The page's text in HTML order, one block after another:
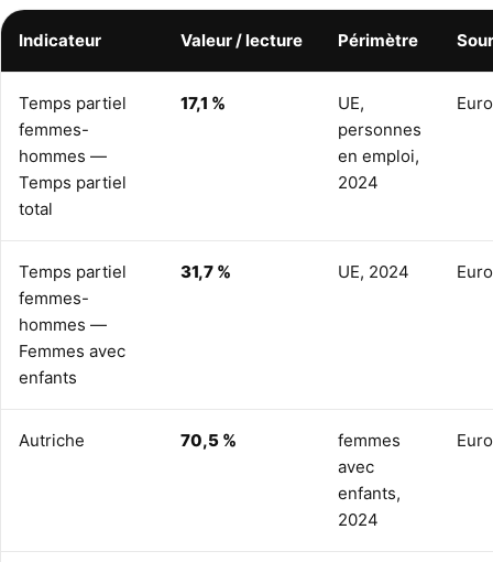
Indicateur Valeur / lecture Périmètre
Temps partiel
femmes-
hommes —
Temps partiel
total
17,1 %
UE,
personnes
en emploi,
2024
Temps partiel
femmes-
hommes —
Femmes avec
enfants
31,7 % UE, 2024
Autriche 70,5 %
femmes
avec
enfants,
2024